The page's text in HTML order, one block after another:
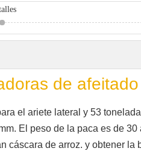
de
el ariete lateral y 53
El peso de la paca es de 30
cáscara de arroz. y obtener la